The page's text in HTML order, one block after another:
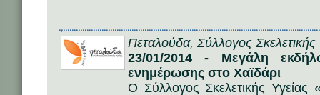
Πεταλούδα, Σύλλογος Σκελετικής
23/01/2014 - Μεγάλη
ενημέρωσης στο Χαϊδάρι
Ο Σύλλογος Σκελετικής Υγείας